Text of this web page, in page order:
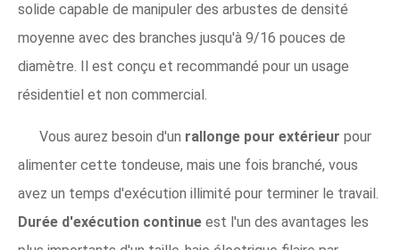
solide capable de manipuler des arbustes de densité
moyenne avec des branches jusqu'à 9/16 pouces de
diamètre. Il est conçu et recommandé pour un usage
résidentiel et non commercial.
Vous aurez besoin d'un rallonge pour extérieur pour
alimenter cette tondeuse, mais une fois branché, vous
avez un temps d'exécution illimité pour terminer le travail.
Durée d'exécution continue est l'un des avantages les